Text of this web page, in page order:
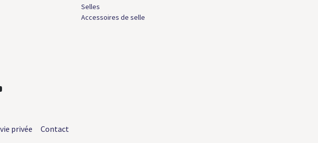
Selles
Accessoires de selle
privée Contact